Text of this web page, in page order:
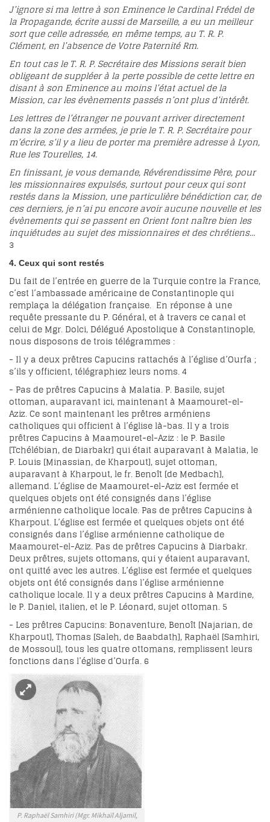
J’ignore si ma lettre à son Eminence le Cardinal Frédel de
la Propagande, écrite aussi de Marseille, a eu un meilleur
sort que celle adressée, en même temps, au T. R. P.
Clément, en l’absence de Votre Paternité Rm.
En tout cas le T. R. P. Secrétaire des Missions serait bien
obligeant de suppléer à la perte possible de cette lettre en
disant à son Eminence au moins l’état actuel de la
Mission, car les évènements passés n’ont plus d’intérêt.
Les lettres de l’étranger ne pouvant arriver directement
dans la zone des armées, je prie le T. R. P. Secrétaire pour
m’écrire, s’il y a lieu de porter ma première adresse à Lyon,
Rue les Tourelles, 14.
En finissant, je vous demande, Révérendissime Père, pour
les missionnaires expulsés, surtout pour ceux qui sont
restés dans la Mission, une particulière bénédiction car, de
ces derniers, je n’ai pu encore avoir aucune nouvelle et les
évènements qui se passent en Orient font naître bien les
inquiétudes au sujet des missionnaires et des chrétiens…
3
4. Ceux qui sont restés
Du fait de l’entrée en guerre de la Turquie contre la France,
c’est l’ambassade américaine de Constantinople qui
remplaça la délégation française. En réponse à une
requête pressante du P. Général, et à travers ce canal et
celui de Mgr. Dolci, Délégué Apostolique à Constantinople,
nous disposons de trois télégrammes :
- Il y a deux prêtres Capucins rattachés à l’église d’Ourfa ;
s’ils y officient, télégraphiez leurs noms.4
- Pas de prêtres Capucins à Malatia. P. Basile, sujet
ottoman, auparavant ici, maintenant à Maamouret-el-
Aziz. Ce sont maintenant les prêtres arméniens
catholiques qui officient à l’église là-bas. Il y a trois
prêtres Capucins à Maamouret-el-Aziz : le P. Basile
[Tchélébian, de Diarbakr] qui était auparavant à Malatia, le
P. Louis [Minassian, de Kharpout], sujet ottoman,
auparavant à Kharpout, le fr. Benoît [de Medbach],
allemand. L’église de Maamouret-el-Aziz est fermée et
quelques objets ont été consignés dans l’église
arménienne catholique locale. Pas de prêtres Capucins à
Kharpout. L’église est fermée et quelques objets ont été
consignés dans l’église arménienne catholique de
Maamouret-el-Aziz. Pas de prêtres Capucins à Diarbakr.
Deux prêtres, sujets ottomans, qui y étaient auparavant,
ont quitté avec les autres. L’église est fermée et quelques
objets ont été consignés dans l’église arménienne
catholique locale. Il y a deux prêtres Capucins à Mardine,
le P. Daniel, italien, et le P. Léonard, sujet ottoman.5
- Les prêtres Capucins: Bonaventure, Benoît [Najarian, de
Kharpout], Thomas [Saleh, de Baabdath], Raphaël [Samhiri,
de Mossoul], tous les quatre ottomans, remplissent leurs
fonctions dans l’église d’Ourfa.6
P. Raphaël Samhiri (Mgr. Mikhaïl Aljamil,